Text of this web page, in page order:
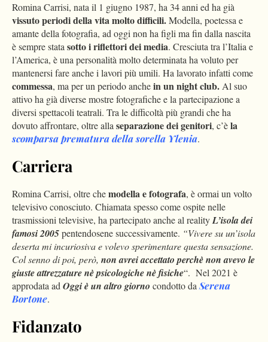
Romina Carrisi, nata il 1 giugno 1987, ha 34 anni ed ha già
vissuto periodi della vita molto difficili.Modella, poetessa e
amante della fotografia, ad oggi non ha figli ma fin dalla nascita
è sempre statasotto i riflettori dei media. Cresciuta tra l’Italia e
l’America, è una personalità molto determinata ha voluto per
mantenersi fare anche i lavori più umili. Ha lavorato infatti come
commessa, ma per un periodo anchein un night club.Al suo
attivo ha già diverse mostre fotografiche e la partecipazione a
diversi spettacoli teatrali. Tra le difficoltà più grandi che ha
dovuto affrontare, oltre allaseparazione dei genitori, c’èla
scomparsa prematura della sorella Ylenia.
Carriera
Romina Carrisi, oltre chemodella e fotografa, è ormai un volto
televisivo conosciuto. Chiamata spesso come ospite nelle
trasmissioni televisive, ha partecipato anche al realityL’isola dei
famosi 2005pentendosene successivamente. “Vivere su un’isola
deserta mi incuriosiva e volevo sperimentare questa sensazione.
Col senno di poi, però, non avrei accettato perchè non avevo le
giuste attrezzature nè psicologiche nè fisiche“. Nel 2021 è
approdata adOggi è un altro giorno condotto daSerena
Bortone.
Fidanzato